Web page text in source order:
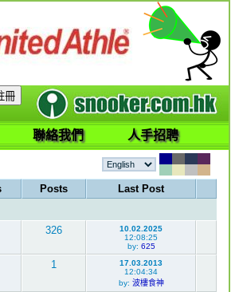
聯絡我們 人手招聘
Posts
Last Post
326
10.02.2025
12:08:25
by: 625
1
17.03.2013
12:04:34
by: 波樓食神